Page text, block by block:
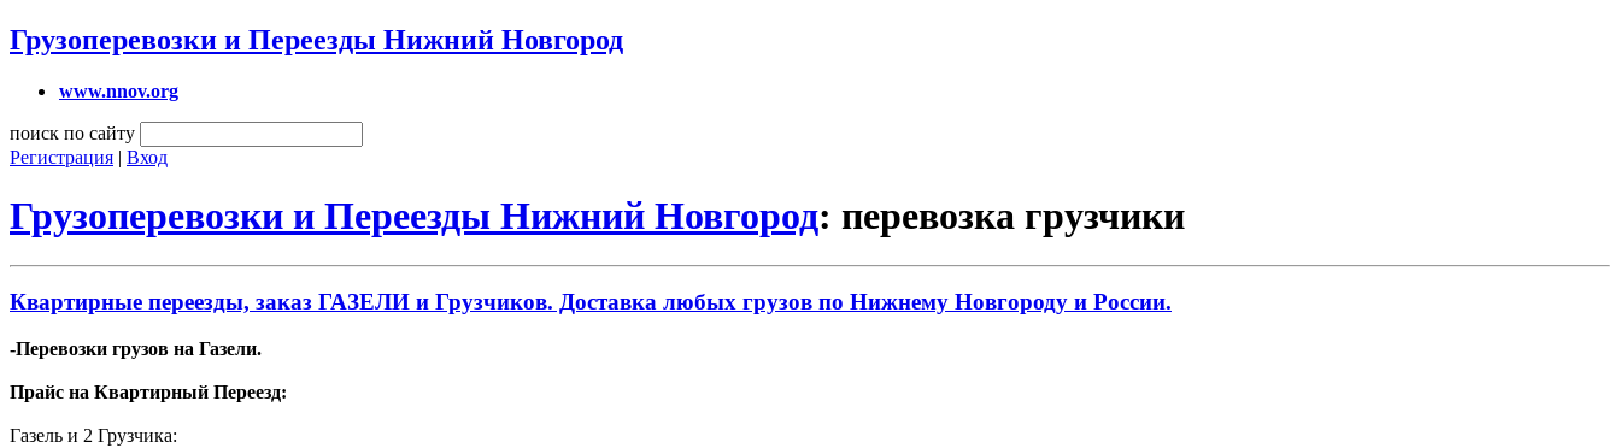
Грузоперевозки и Переезды Нижний Новгород
www.nnov.org
поиск по сайту
Регистрация | Вход
Грузоперевозки и Переезды Нижний Новгород: перевозка грузчики
Квартирные переезды, заказ ГАЗЕЛИ и Грузчиков. Доставка любых грузов по Нижнему Новгороду и России.
-Перевозки грузов на Газели.
Прайс на Квартирный Переезд:
Газель и 2 Грузчика: